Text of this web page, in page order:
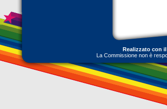
Realizzato con
La Commissione non è